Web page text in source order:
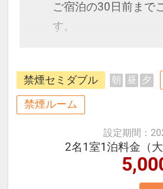
ご宿泊の30日前まで
す。
光やビジネスにもア
テルです。
＜お部屋タイプ＞
13平米 バス・ト
正ベッド幅
禁煙セミダブル 朝 昼 夕
禁煙ルーム
設定期間 ：
2名1室1泊料金（